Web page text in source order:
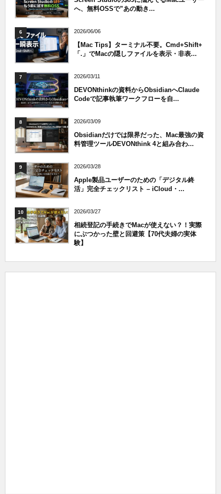
へ、無料OSSで”あの動き...
6 2026/06/06
【Mac Tips】ターミナル不要。Cmd+Shift+
「.」でMacの隠しファイルを表示・非表...
7 2026/03/11
DEVONthinkの資料からObsidianへClaude
Codeで記事執筆ワークフローを自...
8 2026/03/09
Obsidianだけでは限界だった、Mac最強の資
料管理ツールDEVONthink 4と組み合わ...
9 2026/03/28
Apple製品ユーザーのための「デジタル終
活」完全チェックリスト – iCloud・...
10 2026/03/27
相続登記の手続きでMacが使えない？！実際
にぶつかった壁と回避策【70代夫婦の実体
験】